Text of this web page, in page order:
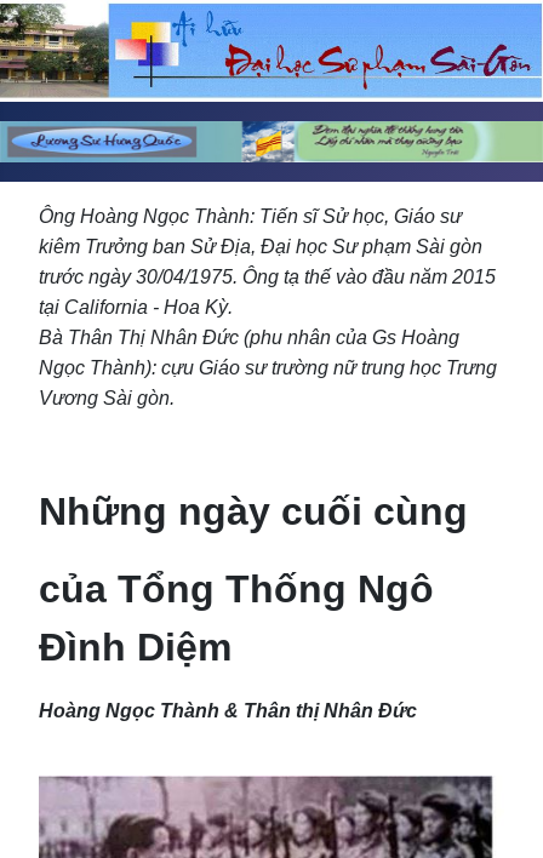
Ông Hoàng Ngọc Thành: Tiến sĩ Sử học, Giáo sư
kiêm Trưởng ban Sử Địa, Đại học Sư phạm Sài gòn
trước ngày 30/04/1975. Ông tạ thế vào đầu năm 2015
tại California - Hoa Kỳ.
Bà Thân Thị Nhân Đức (phu nhân của Gs Hoàng
Ngọc Thành): cựu Giáo sư trường nữ trung học Trưng
Vương Sài gòn.
Những ngày cuối cùng
của Tổng Thống Ngô
Đình Diệm
Hoàng Ngọc Thành & Thân thị Nhân Đức